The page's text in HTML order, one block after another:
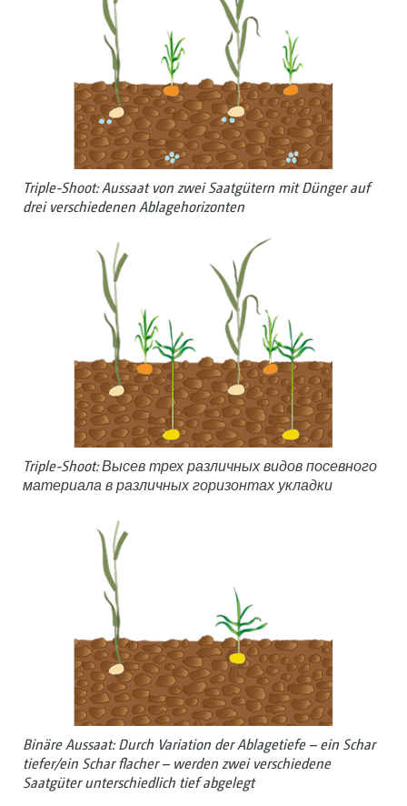
Triple-Shoot: Aussaat von zwei Saatgütern mit ­Dünger auf
drei verschiedenen ­Ablagehorizonten
Triple-Shoot: Высев трех различных видов посевного
материала в различных горизонтах укладки
Binäre Aussaat: Durch ­Variation der Ablagetiefe – ein Schar
tiefer/ein Schar flacher – werden zwei verschiedene
Saatgüter ­unterschiedlich tief abgelegt